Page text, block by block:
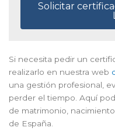
Solicitar
Si necesita pedir un
realizarlo en nuestra web
una gestión profesional,
perder el tiempo. Aquí
de matrimonio,
de España.